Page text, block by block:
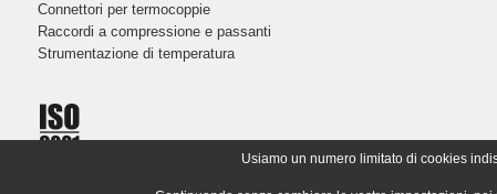
Connettori per termocoppie
Raccordi a compressione e passanti
Strumentazione di temperatura
Usiamo un numero limitato di cookies